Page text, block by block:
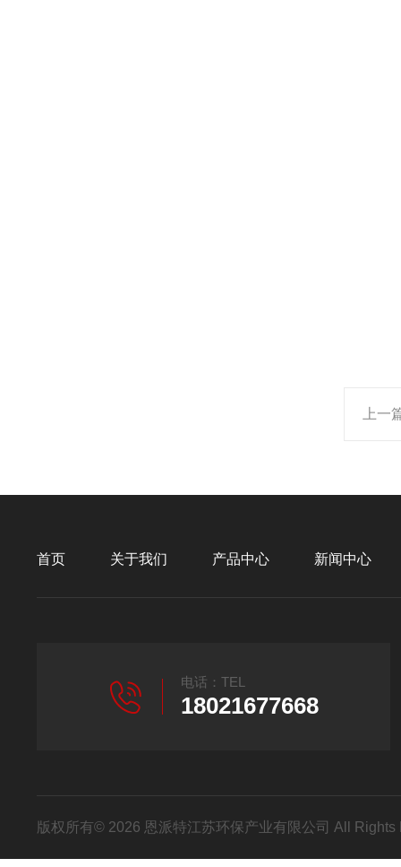
上一
首页 关于我们 产品中心 新闻中心
电话：TEL
18021677668
版权所有© 2026 恩派特江苏环保产业有限公司 All